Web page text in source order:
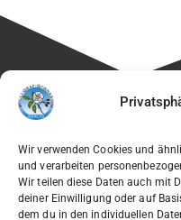
Wir verwenden Cookies und
und verarbeiten
Wir teilen diese Daten auch mit
deiner Einwilligung oder auf
dem du in den individuellen
Besuchen Sie auch